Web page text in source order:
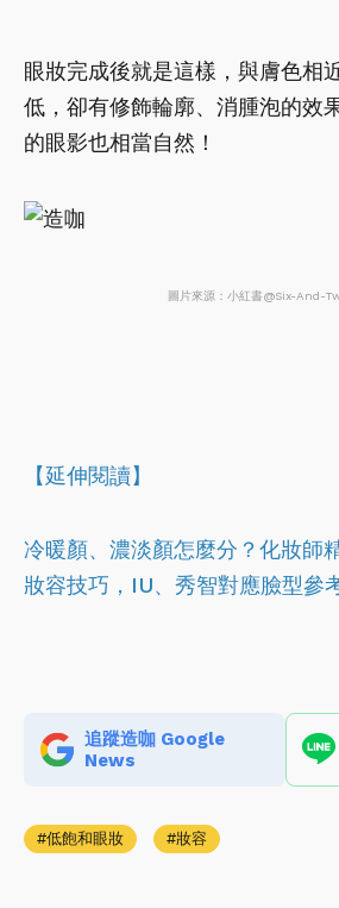
眼妝完成後就是這樣，與膚色相
低，卻有修飾輪廓、消腫泡的效
的眼影也相當自然！
圖片來源：小紅書@Six-And-
【延伸閱讀】
冷暖顏、濃淡顏怎麼分？化妝師
妝容技巧，IU、秀智對應臉型參
追蹤造咖 Google
News
低飽和眼妝 妝容